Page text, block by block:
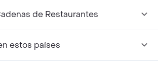
de Restaurantes
estos países